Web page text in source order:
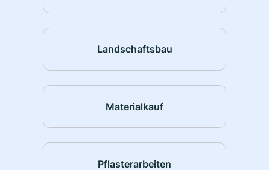
Landschaftsbau
Materialkauf
Pflasterarbeiten